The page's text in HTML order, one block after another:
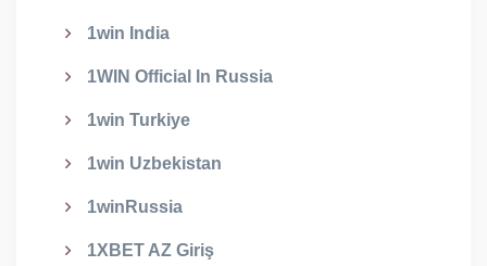
1win India
1WIN Official In Russia
1win Turkiye
1win Uzbekistan
1winRussia
1XBET AZ Giriş